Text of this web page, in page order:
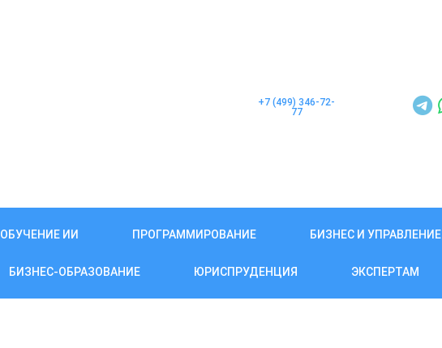
+7 (499) 346-72-
77
ОБУЧЕНИЕ ИИ ПРОГРАММИРОВАНИЕ БИЗНЕС И УПРАВЛЕНИЕ
БИЗНЕС-ОБРАЗОВАНИЕ ЮРИСПРУДЕНЦИЯ ЭКСПЕРТАМ